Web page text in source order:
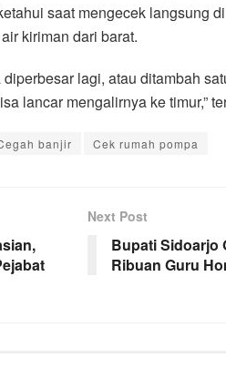
saat mengecek langsung
kiriman dari barat.
lagi, atau ditambah
lancar mengalirnya ke timur,”
banjir Cek rumah pompa
Next Post
Bupati Sidoarjo
Ribuan Guru